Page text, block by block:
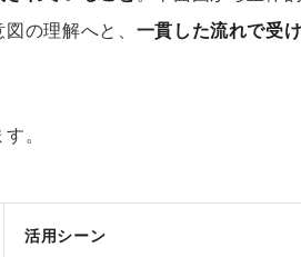
の理解へと、 一貫した流れで受
。
活用シーン